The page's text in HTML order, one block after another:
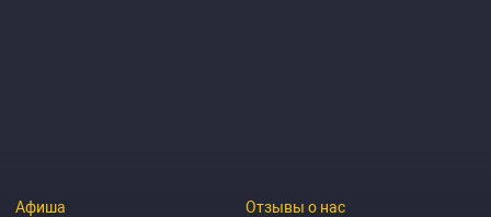
Афиша Отзывы о нас